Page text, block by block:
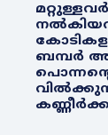
ബമ്പർ